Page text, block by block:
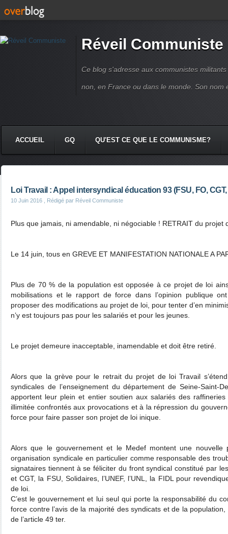
Réveil Communiste
Ce blog s'adresse aux communistes
non, en France ou dans le monde. Son nom
ACCUEIL GQ QU'EST CE QUE LE COMMUNISME?
Loi Travail : Appel intersyndical éducation 93 (FSU, FO,
10 Juin 2016 , Rédigé par Réveil Communiste
Plus que jamais, ni amendable, ni négociable ! RETRAIT du projet
Le 14 juin, tous en GREVE ET MANIFESTATION NATIONALE A
Plus de 70 % de la population est opposée à ce projet de loi
mobilisations et le rapport de force dans l’opinion publique
proposer des modifications au projet de loi, pour tenter d’en
n’y est toujours pas pour les salariés et pour les jeunes.
Le projet demeure inacceptable, inamendable et doit être retiré.
Alors que la grève pour le retrait du projet de loi Travail
syndicales de l’enseignement du département de Seine-Saint-
apportent leur plein et entier soutien aux salariés des
illimitée confrontés aux provocations et à la répression du
force pour faire passer son projet de loi inique.
Alors que le gouvernement et le Medef montent une nouvelle
organisation syndicale en particulier comme responsable des
signataires tiennent à se féliciter du front syndical constitué par
et CGT, la FSU, Solidaires, l’UNEF, l’UNL, la FIDL pour
de loi.
C’est le gouvernement et lui seul qui porte la responsabilité du
force contre l’avis de la majorité des syndicats et de la
de l’article 49 ter.